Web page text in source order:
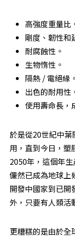
高強度重量比
剛度、韌性和
耐腐蝕性。
生物惰性。
隔熱 / 電絕緣。
出色的耐用性
使用壽命長，
於是從20世紀中
用，直到今日，塑
2050年，這個年
儼然已成為地球上
開發中國家到已開
外，只要有人類活
更糟糕的是由於全